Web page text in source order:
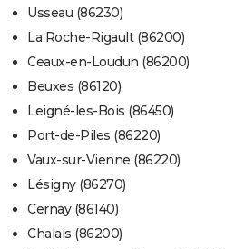
Usseau (86230)
La Roche-Rigault (86200)
Ceaux-en-Loudun (86200)
Beuxes (86120)
Leigné-les-Bois (86450)
Port-de-Piles (86220)
Vaux-sur-Vienne (86220)
Lésigny (86270)
Cernay (86140)
Chalais (86200)